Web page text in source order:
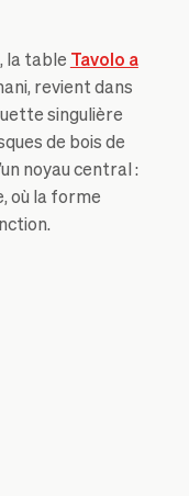
la table Tavolo a
revient dans
singulière
de bois de
noyau central :
où la forme